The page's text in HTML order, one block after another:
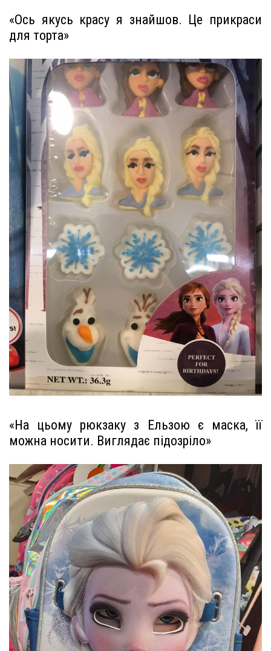
«Ось якусь красу я знайшов. Це прикраси
для торта»
«На цьому рюкзаку з Ельзою є маска, її
можна носити. Виглядає підозріло»